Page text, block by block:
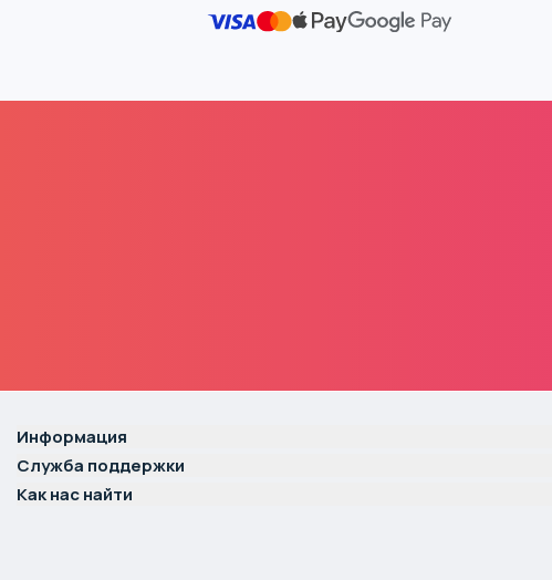
Информация
Служба поддержки
Как нас найти